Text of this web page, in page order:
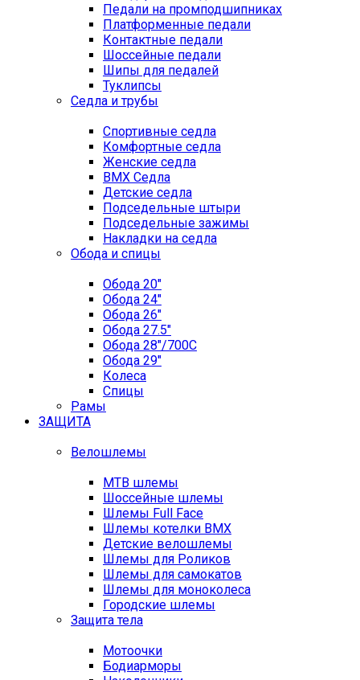
Педали на промподшипниках
Платформенные педали
Контактные педали
Шоссейные педали
Шипы для педалей
Туклипсы
Седла и трубы
Спортивные седла
Комфортные седла
Женские седла
BMX Седла
Детские седла
Подседельные штыри
Подседельные зажимы
Накладки на седла
Обода и спицы
Обода 20"
Обода 24"
Обода 26"
Обода 27.5"
Обода 28"/700C
Обода 29"
Колеса
Спицы
Рамы
ЗАЩИТА
Велошлемы
MTB шлемы
Шоссейные шлемы
Шлемы Full Face
Шлемы котелки BMX
Детские велошлемы
Шлемы для Роликов
Шлемы для самокатов
Шлемы для моноколеса
Городские шлемы
Защита тела
Мотоочки
Бодиарморы